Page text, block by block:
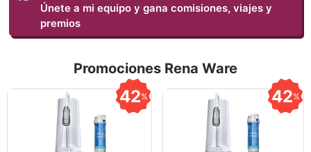
Únete a mi equipo y gana comisiones, viajes y
premios
Promociones Rena Ware
42% 42%